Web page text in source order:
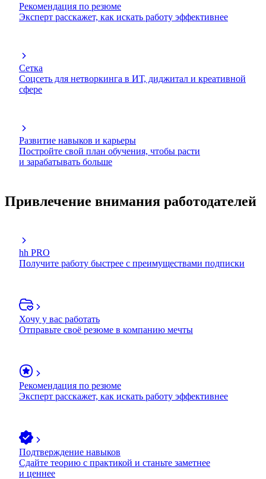
Рекомендация по резюме
Эксперт расскажет, как искать работу эффективнее
Сетка
Соцсеть для нетворкинга в ИТ, диджитал и креативной
сфере
Развитие навыков и карьеры
Постройте свой план обучения, чтобы расти
и зарабатывать больше
Привлечение внимания работодателей
hh PRO
Получите работу быстрее с преимуществами подписки
Хочу у вас работать
Отправьте своё резюме в компанию мечты
Рекомендация по резюме
Эксперт расскажет, как искать работу эффективнее
Подтверждение навыков
Сдайте теорию с практикой и станьте заметнее
и ценнее